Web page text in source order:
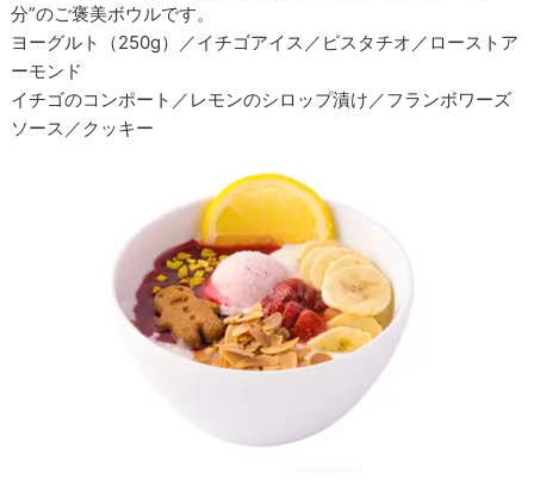
分”のご褒美ボウルです。
ヨーグルト（250g）／イチゴアイス／ピスタチオ／ローストア
ーモンド
イチゴのコンポート／レモンのシロップ漬け／フランボワーズ
ソース／クッキー